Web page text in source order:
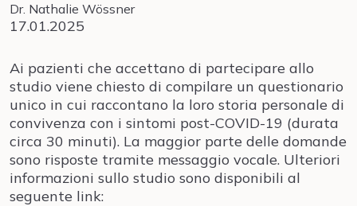
Dr. Nathalie Wössner
17.01.2025
Ai pazienti che accettano di partecipare allo
studio viene chiesto di compilare un questionario
unico in cui raccontano la loro storia personale di
convivenza con i sintomi post-COVID-19 (durata
circa 30 minuti). La maggior parte delle domande
sono risposte tramite messaggio vocale. Ulteriori
informazioni sullo studio sono disponibili al
seguente link: